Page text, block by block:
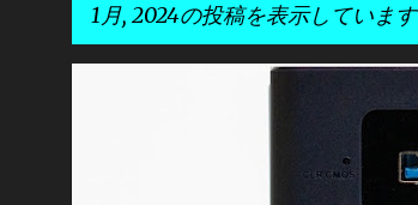
1月, 2024の投稿を表示しています